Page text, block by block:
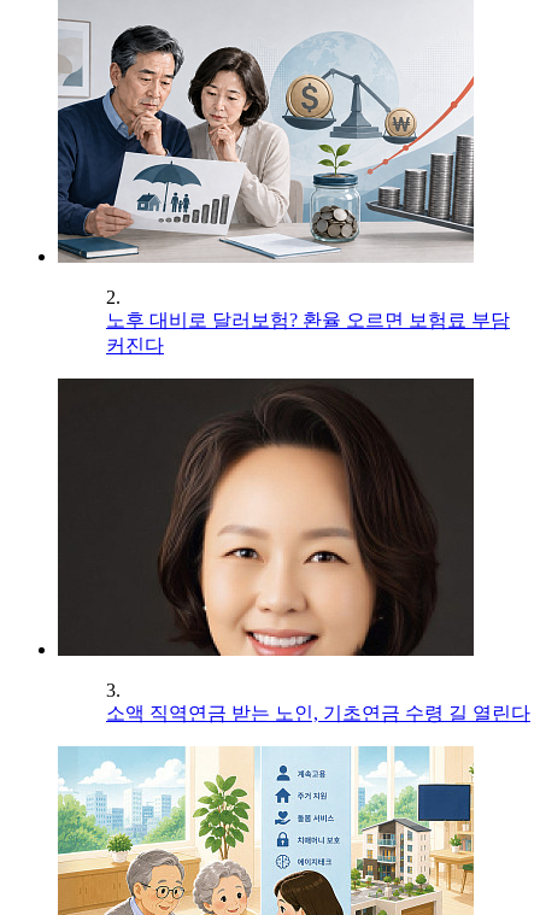
2.
노후 대비로 달러보험? 환율 오르면 보험료 부담
커진다
3.
소액 직역연금 받는 노인, 기초연금 수령 길 열린다